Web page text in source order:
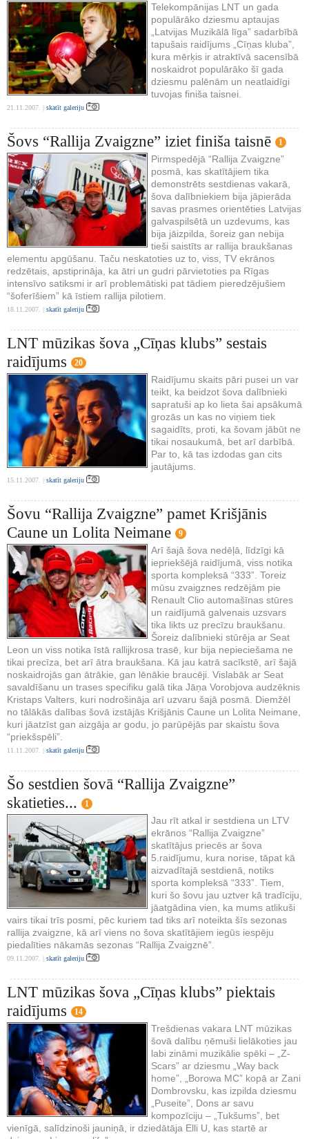
Telekompānijas LNT un gada
populārāko dziesmu aptaujas
„Latvijas Muzikālā līga” sadarbībā
tapušais raidījums „Cīņas kluba”,
kura mērķis ir atraktīvā sacensībā
noskaidrot populārāko šī gada
dziesmu palēnām un neatlaidīgi
tuvojas finiša taisnei.
21.11.2007. | skatīt galeriju
Šovs “Rallija Zvaigzne” iziet finiša taisnē 1
Pirmspedējā “Rallija Zvaigzne”
posmā, kas skatītājiem tika
demonstrēts sestdienas vakarā,
šova dalībniekiem bija jāpierāda
savas prasmes orientēties Latvijas
galvaspilsētā un uzdevums, kas
bija jāizpilda, šoreiz gan nebija
tieši saistīts ar rallija braukšanas
elementu apgūšanu. Taču neskatoties uz to, viss, TV ekrānos
redzētais, apstiprināja, ka ātri un gudri pārvietoties pa Rīgas
intensīvo satiksmi ir arī problemātiski pat tādiem pieredzējušiem
“šoferīšiem” kā īstiem rallija pilotiem.
18.11.2007. | skatīt galeriju
LNT mūzikas šova „Cīņas klubs” sestais
raidījums
20
Raidījumu skaits pāri pusei un var
teikt, ka beidzot šova dalībnieki
sapratuši ap ko lieta šai apsākumā
grozās un kas no viņiem tiek
sagaidīts, proti, ka šovam jābūt ne
tikai nosaukumā, bet arī darbībā.
Par to, kā tas izdodas gan cits
jautājums.
15.11.2007. | skatīt galeriju
Šovu “Rallija Zvaigzne” pamet Krišjānis
Caune un Lolita Neimane
9
Arī šajā šova nedēļā, līdzīgi kā
iepriekšējā raidījumā, viss notika
sporta kompleksā “333”. Toreiz
mūsu zvaigznes redzējām pie
Renault Clio automašīnas stūres
un raidījumā galvenais uzsvars
tika likts uz precīzu braukšanu.
Šoreiz dalībnieki stūrēja ar Seat
Leon un viss notika īstā rallijkrosa trasē, kur bija nepieciešama ne
tikai precīza, bet arī ātra braukšana. Kā jau katrā sacīkstē, arī šajā
noskaidrojās gan ātrākie, gan lēnākie braucēji. Vislabāk ar Seat
savaldīšanu un trases specifiku galā tika Jāņa Vorobjova audzēknis
Kristaps Valters, kuri nodrošināja arī uzvaru šajā posmā. Diemžēl
no tālākās dalības šovā izstājās Krišjānis Caune un Lolita Neimane,
kuri jāatzīst gan aizgāja ar godu, jo parūpējās par skaistu šova
“priekšspēli”.
11.11.2007. | skatīt galeriju
Šo sestdien šovā “Rallija Zvaigzne”
skatieties...
1
Jau rīt atkal ir sestdiena un LTV
ekrānos “Rallija Zvaigzne”
skatītājus priecēs ar šova
5.raidījumu, kura norise, tāpat kā
aizvadītajā sestdienā, notiks
sporta kompleksā “333”. Tiem,
kuri šo šovu jau uztver kā tradīciju,
jāatgādina vien, ka mums atlikuši
vairs tikai trīs posmi, pēc kuriem tad tiks arī noteikta šīs sezonas
rallija zvaigzne, kā arī viens no šova skatītājiem iegūs iespēju
piedalīties nākamās sezonas “Rallija Zvaigznē”.
09.11.2007. | skatīt galeriju
LNT mūzikas šova „Cīņas klubs” piektais
raidījums
14
Trešdienas vakara LNT mūzikas
šovā dalību ņēmuši lielākoties jau
labi zināmi muzikālie spēki – „Z-
Scars” ar dziesmu „Way back
home”, „Borowa MC” kopā ar Zani
Dombrovsku, kas izpilda dziesmu
„Puseite”, Dons ar savu
kompozīciju – „Tukšums”, bet
vienīgā, salīdzinoši jauniņā, ir dziedātāja Elli U, kas startē ar